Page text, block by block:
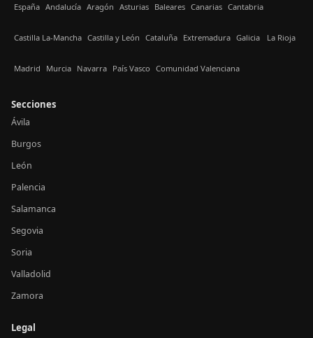
España Andalucía Aragón Asturias Baleares Canarias Cantabria
Castilla La-Mancha Castilla y León Cataluña Extremadura Galicia La Rioja
Madrid Murcia Navarra País Vasco Comunidad Valenciana
Secciones
Ávila
Burgos
León
Palencia
Salamanca
Segovia
Soria
Valladolid
Zamora
Legal